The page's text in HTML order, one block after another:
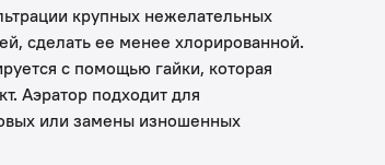
крупных нежелательных
сделать ее менее хлорированной.
с помощью гайки, которая
Аэратор подходит для
или замены изношенных